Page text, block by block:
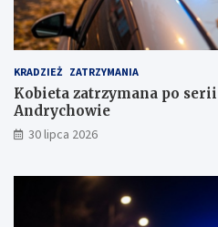
KRADZIEŻ ZATRZYMANIA
Kobieta zatrzymana po
Andrychowie
30 lipca 2026